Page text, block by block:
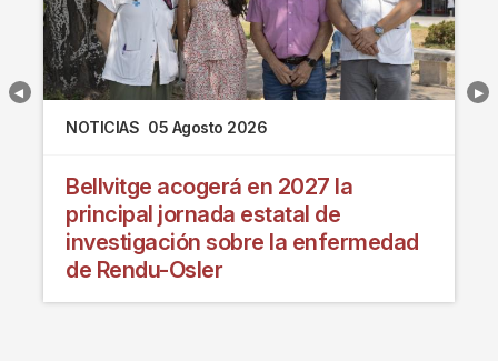
NOTICIAS 05 Agosto 2026
Bellvitge acogerá en 2027 la
principal jornada estatal de
investigación sobre la enfermedad
de Rendu-Osler